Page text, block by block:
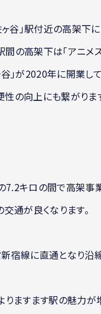
谷」駅付近の高架下
間の高架下は「アニ
」が2020年に開業し
の向上にも繋がりま
7.2キロの間で高架
通が良くなります。
線に直通となり沿
ますます駅の魅力が